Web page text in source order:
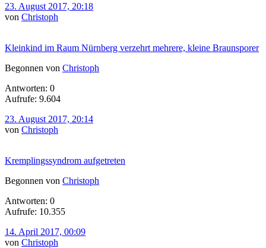
23. August 2017, 20:18
von Christoph
Kleinkind im Raum Nürnberg verzehrt mehrere, kleine Braunsporer
Begonnen von Christoph
Antworten: 0
Aufrufe: 9.604
23. August 2017, 20:14
von Christoph
Kremplingssyndrom aufgetreten
Begonnen von Christoph
Antworten: 0
Aufrufe: 10.355
14. April 2017, 00:09
von Christoph